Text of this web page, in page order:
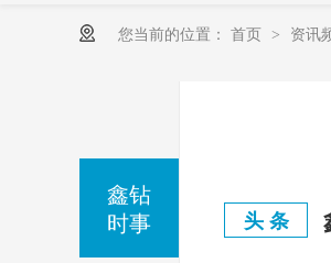
您当前的位置： 首页 > 资讯
头 条
鑫钻
时事